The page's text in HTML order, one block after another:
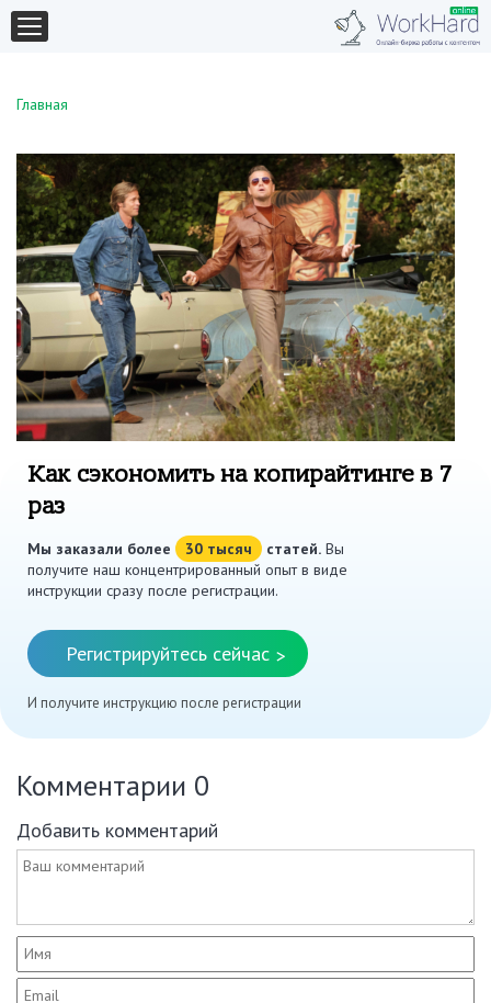
Главная
Как сэкономить на копирайтинге в 7
раз
Мы заказали более 30 тысяч статей. Вы
получите наш концентрированный опыт в виде
инструкции сразу после регистрации.
Регистрируйтесь сейчас >
И получите инструкцию после регистрации
Комментарии 0
Добавить комментарий